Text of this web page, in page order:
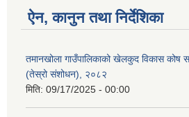
ऐन, कानुन तथा निर्देशिका
तमानखोला गाउँपालिकाको खेलकुद विकास कोष
(तेस्रो संशोधन), २०८२
मिति: 09/17/2025 - 00:00